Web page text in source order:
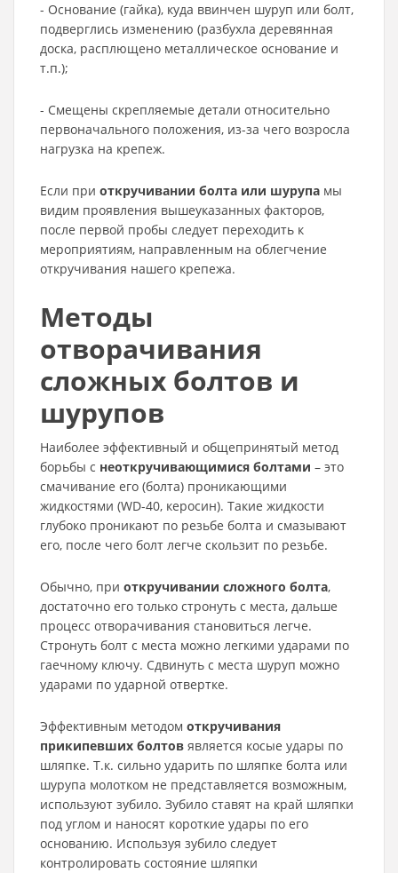
- Основание (гайка), куда ввинчен шуруп или болт,
подверглись изменению (разбухла деревянная
доска, расплющено металлическое основание и
т.п.);
- Смещены скрепляемые детали относительно
первоначального положения, из-за чего возросла
нагрузка на крепеж.
Если при откручивании болта или шурупа мы
видим проявления вышеуказанных факторов,
после первой пробы следует переходить к
мероприятиям, направленным на облегчение
откручивания нашего крепежа.
Методы
отворачивания
сложных болтов и
шурупов
Наиболее эффективный и общепринятый метод
борьбы с неоткручивающимися болтами – это
смачивание его (болта) проникающими
жидкостями (WD-40, керосин). Такие жидкости
глубоко проникают по резьбе болта и смазывают
его, после чего болт легче скользит по резьбе.
Обычно, при откручивании сложного болта,
достаточно его только стронуть с места, дальше
процесс отворачивания становиться легче.
Стронуть болт с места можно легкими ударами по
гаечному ключу. Сдвинуть с места шуруп можно
ударами по ударной отвертке.
Эффективным методом откручивания
прикипевших болтов является косые удары по
шляпке. Т.к. сильно ударить по шляпке болта или
шурупа молотком не представляется возможным,
используют зубило. Зубило ставят на край шляпки
под углом и наносят короткие удары по его
основанию. Используя зубило следует
контролировать состояние шляпки